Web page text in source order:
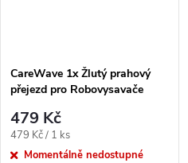
CareWave 1x Žlutý prahový
přejezd pro Robovysavače
479 Kč
Měrná
cena:
479 Kč / 1 ks
Momentálně nedostupné